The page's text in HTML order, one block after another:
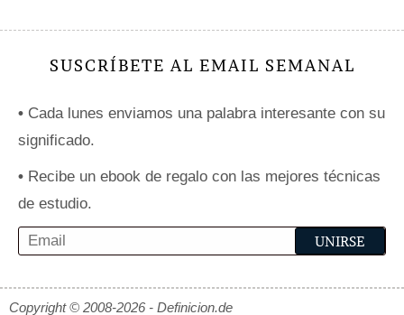
SUSCRÍBETE AL EMAIL SEMANAL
• Cada lunes enviamos una palabra interesante con su
significado.
• Recibe un ebook de regalo con las mejores técnicas
de estudio.
Copyright © 2008-2026 - Definicion.de